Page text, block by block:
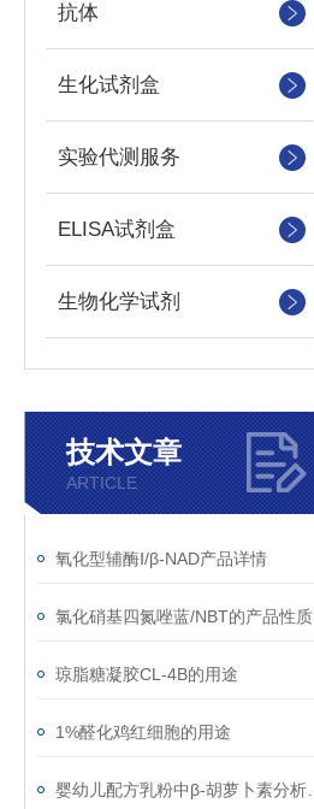
抗体
生化试剂盒
实验代测服务
ELISA试剂盒
生物化学试剂
技术文章
ARTICLE
氧化型辅酶Ⅰ/β-NAD产品详情
氯化硝基四氮唑蓝/NBT的产品性质
琼脂糖凝胶CL-4B的用途
1%醛化鸡红细胞的用途